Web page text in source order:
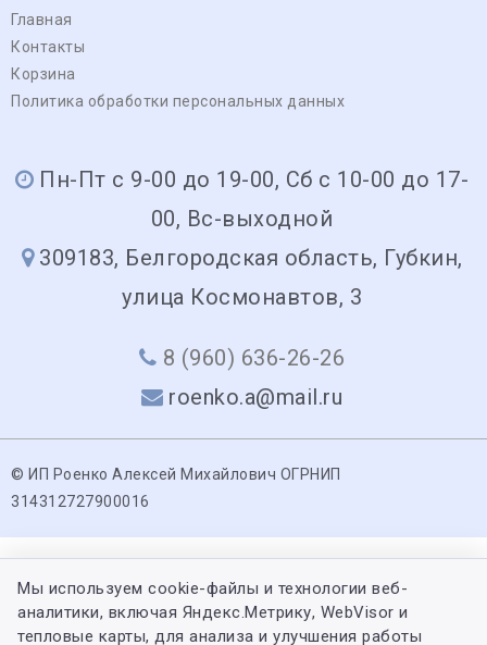
Главная
Контакты
Корзина
Политика обработки персональных данных
Пн-Пт с 9-00 до 19-00, Сб с 10-00 до 17-
00, Вс-выходной
309183, Белгородская область, Губкин,
улица Космонавтов, 3
8 (960) 636-26-26
roenko.a@mail.ru
© ИП Роенко Алексей Михайлович ОГРНИП
314312727900016
Мы используем cookie-файлы и технологии веб-
аналитики, включая Яндекс.Метрику, WebVisor и
тепловые карты, для анализа и улучшения работы